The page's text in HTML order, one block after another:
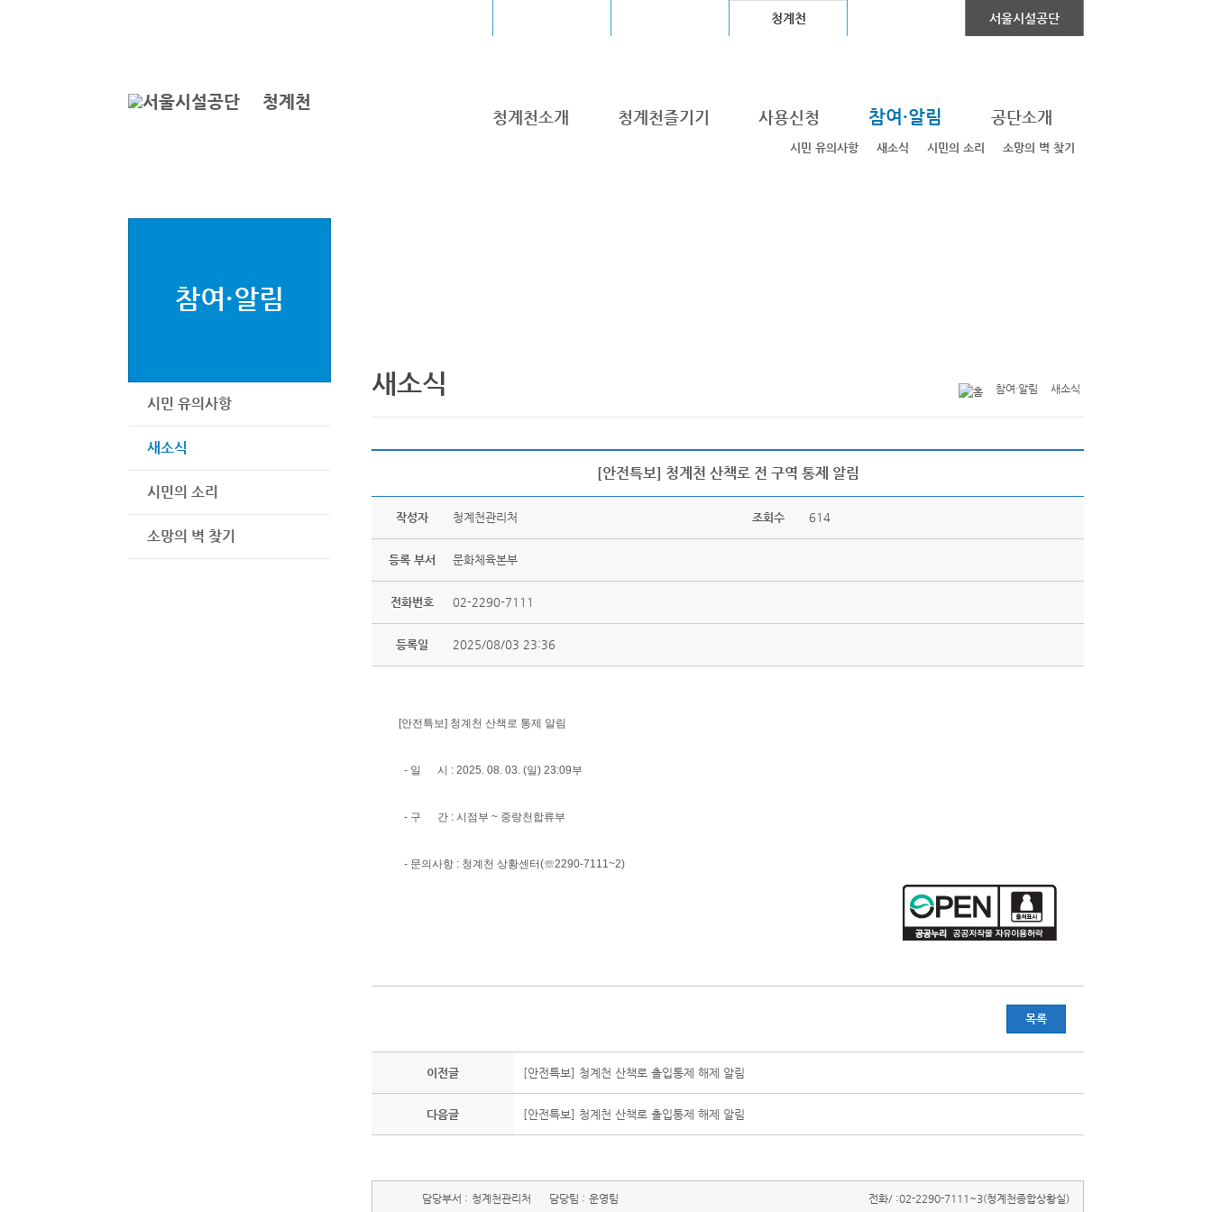
청계천
청계천 서울시설공단
청계천소개 청계천즐기기 사용신청 참여·알림
시민 유의사항 새소식 시민의 소리 소망의 벽 찾기
공단소개
참여·알림
시민 유의사항
새소식
시민의 소리
소망의 벽 찾기
새소식 참여·알림 새소식
[안전특보] 청계천 산책로 전 구역 통제 알림
작성자 청계천관리처 조회수 614
등록 부서 문화체육본부
전화번호 02-2290-7111
등록일 2025/08/03 23:36
[안전특보] 청계천 산책로 통제 알림
- 일 시 : 2025. 08. 03. (일) 23:09부
- 구 간 : 시점부 ~ 중랑천합류부
- 문의사항 : 청계천 상황센터(☏2290-7111~2)
목록
이전글 [안전특보] 청계천 산책로 출입통제 해제 알림
다음글 [안전특보] 청계천 산책로 출입통제 해제 알림
담당부서 : 청계천관리처 담당팀 : 운영팀 전화/ :02-2290-7111~3(청계천종합상황실)